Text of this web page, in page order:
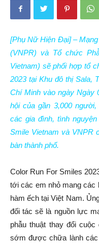
[Phụ Nữ Hiện Đại] –
(VNPR) và Tổ chức
Vietnam) sẽ phối hợp tổ
2023 tại Khu đô thị Sala,
Chí Minh vào ngày Ngày
hội của gần 3,000
các gia đình, tình
Smile Vietnam và VNPR
bàn thành phố.
Color Run For Smiles
tới các em nhỏ mang các
hàm ếch tại Việt Nam.
đối tác sẽ là nguồn lực
phẫu thuật thay đổi
sớm được chữa lành